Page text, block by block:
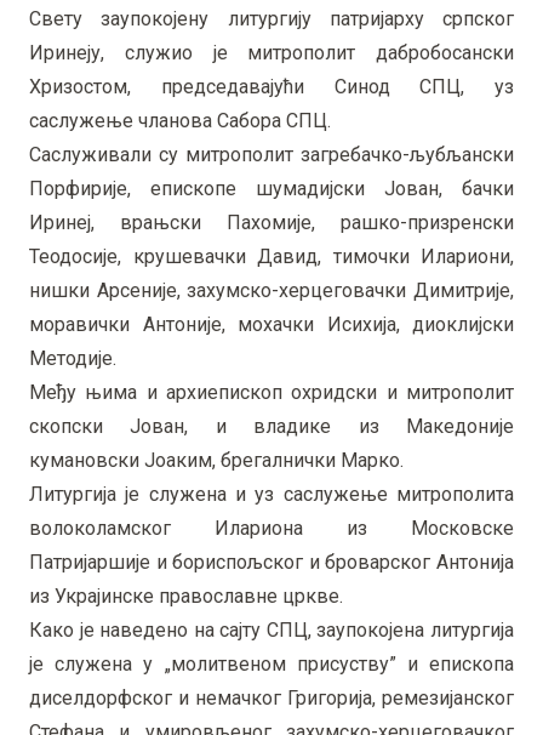
Свету заупокојену литургију патријарху српског
Иринеју, служио је митрополит дабробосански
Хризостом, председавајући Синод СПЦ, уз
саслужење чланова Сабора СПЦ.
Саслуживали су митрополит загребачко-љубљански
Порфирије, епископе шумадијски Јован, бачки
Иринеј, врањски Пахомије, рашко-призренски
Теодосије, крушевачки Давид, тимочки Илариони,
нишки Арсеније, захумско-херцеговачки Димитрије,
моравички Антоније, мохачки Исихија, диоклијски
Методије.
Међу њима и архиепископ охридски и митрополит
скопски Јован, и владике из Македоније
кумановски Јоаким, брегалнички Марко.
Литургија је служена и уз саслужење митрополита
волоколамског Илариона из Московске
Патријаршије и бориспољског и броварског Антонија
из Украјинске православне цркве.
Како је наведено на сајту СПЦ, заупокојена литургија
је служена у „молитвеном присуству” и епископа
диселдорфског и немачког Григорија, ремезијанског